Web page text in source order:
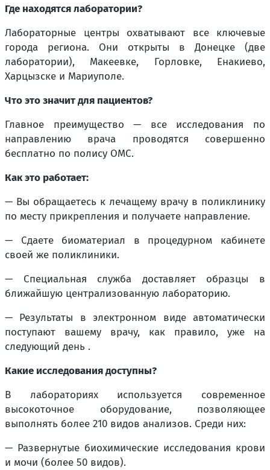
Где находятся лаборатории?
Лабораторные центры охватывают все ключевые
города региона. Они открыты в Донецке (две
лаборатории), Макеевке, Горловке, Енакиево,
Харцызске и Мариуполе.
Что это значит для пациентов?
Главное преимущество — все исследования по
направлению врача проводятся совершенно
бесплатно по полису ОМС.
Как это работает:
— Вы обращаетесь к лечащему врачу в поликлинику
по месту прикрепления и получаете направление.
— Сдаете биоматериал в процедурном кабинете
своей же поликлиники.
— Специальная служба доставляет образцы в
ближайшую централизованную лабораторию.
— Результаты в электронном виде автоматически
поступают вашему врачу, как правило, уже на
следующий день .
Какие исследования доступны?
В лабораториях используется современное
высокоточное оборудование, позволяющее
выполнять более 210 видов анализов. Среди них:
— Развернутые биохимические исследования крови
и мочи (более 50 видов).